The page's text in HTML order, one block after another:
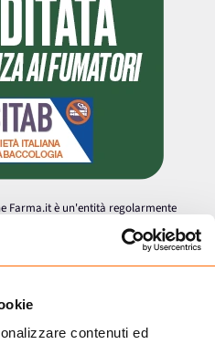
contenuti ed
Farma.it è un'entità regolarmente
a effettuare la vendita online di